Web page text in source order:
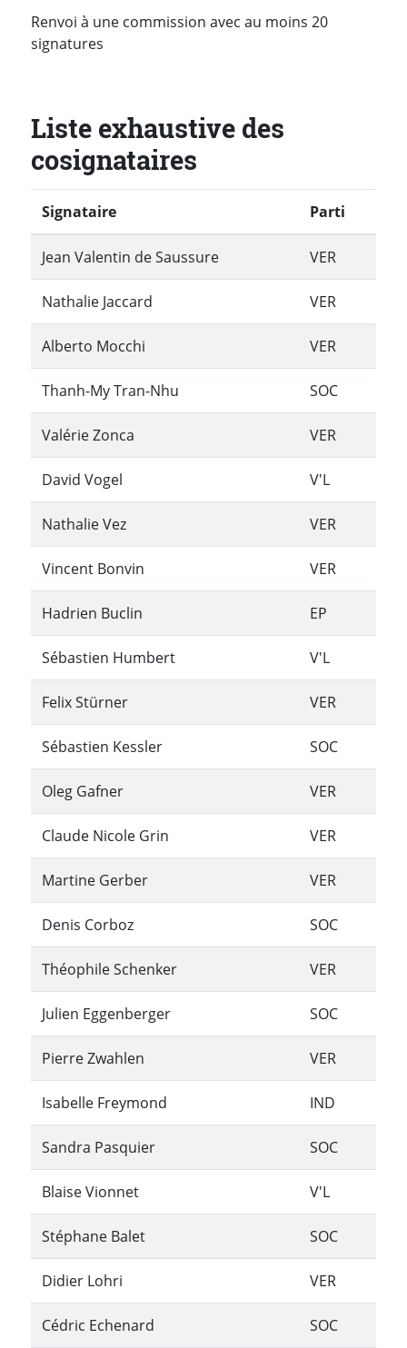
Renvoi à une commission avec au moins 20
signatures
Liste exhaustive des
cosignataires
Signataire Parti
Jean Valentin de Saussure VER
Nathalie Jaccard VER
Alberto Mocchi VER
Thanh-My Tran-Nhu SOC
Valérie Zonca VER
David Vogel V'L
Nathalie Vez VER
Vincent Bonvin VER
Hadrien Buclin EP
Sébastien Humbert V'L
Felix Stürner VER
Sébastien Kessler SOC
Oleg Gafner VER
Claude Nicole Grin VER
Martine Gerber VER
Denis Corboz SOC
Théophile Schenker VER
Julien Eggenberger SOC
Pierre Zwahlen VER
Isabelle Freymond IND
Sandra Pasquier SOC
Blaise Vionnet V'L
Stéphane Balet SOC
Didier Lohri VER
Cédric Echenard SOC